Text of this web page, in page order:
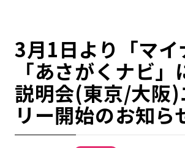
3月1日より「マイ
「あさがくナビ
説明会(東京/大阪)
リー開始のお知ら